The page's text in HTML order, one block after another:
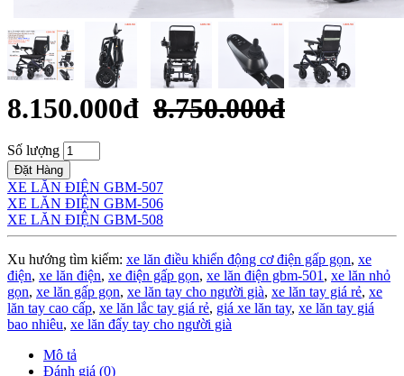
8.150.000đ 8.750.000đ
Số lượng
Đặt Hàng
XE LĂN ĐIỆN GBM-507
XE LĂN ĐIỆN GBM-506
XE LĂN ĐIỆN GBM-508
Xu hướng tìm kiếm: xe lăn điều khiển động cơ điện gấp gọn, xe
điện, xe lăn điện, xe điện gấp gọn, xe lăn điện gbm-501 , xe lăn nhỏ
gọn, xe lăn gấp gọn, xe lăn tay cho người già, xe lăn tay giá rẻ, xe
lăn tay cao cấp, xe lăn lắc tay giá rẻ, giá xe lăn tay, xe lăn tay giá
bao nhiêu, xe lăn đẩy tay cho người già
Mô tả
Đánh giá (0)